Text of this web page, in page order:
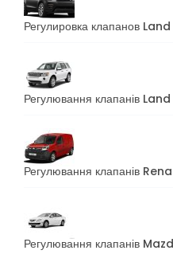
Регулировка клапанов
Регулювання клапанів
Регулювання клапанів
Регулювання клапанів